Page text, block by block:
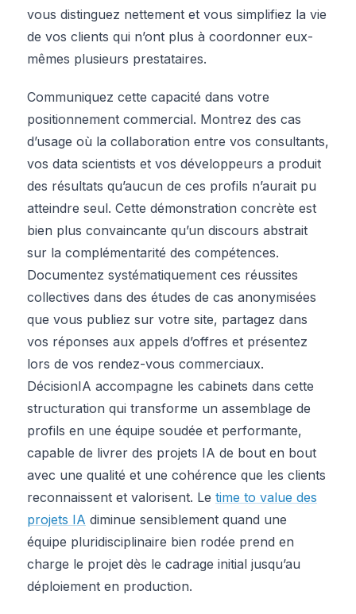
vous distinguez nettement et vous simplifiez la vie
de vos clients qui n’ont plus à coordonner eux-
mêmes plusieurs prestataires.
Communiquez cette capacité dans votre
positionnement commercial. Montrez des cas
d’usage où la collaboration entre vos consultants,
vos data scientists et vos développeurs a produit
des résultats qu’aucun de ces profils n’aurait pu
atteindre seul. Cette démonstration concrète est
bien plus convaincante qu’un discours abstrait
sur la complémentarité des compétences.
Documentez systématiquement ces réussites
collectives dans des études de cas anonymisées
que vous publiez sur votre site, partagez dans
vos réponses aux appels d’offres et présentez
lors de vos rendez-vous commerciaux.
DécisionIA accompagne les cabinets dans cette
structuration qui transforme un assemblage de
profils en une équipe soudée et performante,
capable de livrer des projets IA de bout en bout
avec une qualité et une cohérence que les clients
reconnaissent et valorisent. Le time to value des
projets IA diminue sensiblement quand une
équipe pluridisciplinaire bien rodée prend en
charge le projet dès le cadrage initial jusqu’au
déploiement en production.